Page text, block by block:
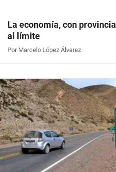
La economía, con
al límite
Por Marcelo López Álvarez